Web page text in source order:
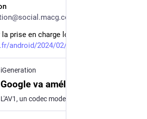
prise en charge logicielle de l'AV1,
android/2024/02/google
iGeneration